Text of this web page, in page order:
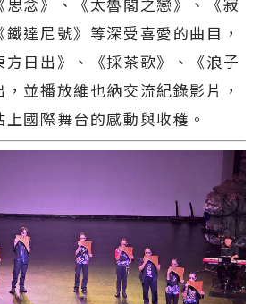
達尼號》等深受喜愛的曲目，
方日出》、《採茶歌》、《浪子
並播放維也納交流紀錄影片，
國際舞台的感動與收穫。